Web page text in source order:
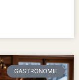
GASTRONOMIE